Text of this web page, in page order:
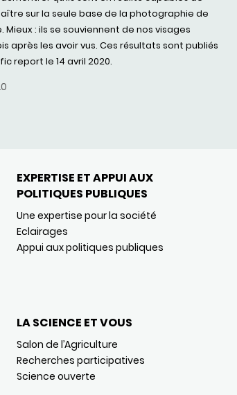
sur la seule base de la photographie de
Mieux : ils se souviennent de nos visages
après les avoir vus. Ces résultats sont publiés
report le 14 avril 2020.
EXPERTISE ET APPUI AUX
POLITIQUES PUBLIQUES
Une expertise pour la société
Eclairages
Appui aux politiques publiques
LA SCIENCE ET VOUS
Salon de l’Agriculture
Recherches participatives
Science ouverte